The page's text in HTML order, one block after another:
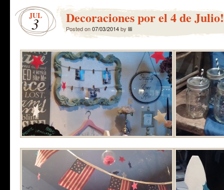
JUL
3 Decoraciones por el 4 de Julio!
Posted on07/03/2014by lili